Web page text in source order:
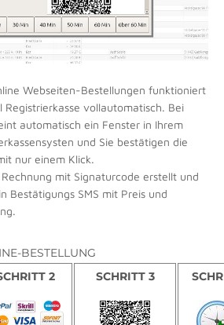
Webseiten-Bestellungen funktioniert
vollautomatisch. Bei
automatisch ein Fenster in Ihrem
und Sie bestätigen die
nur einem Klick.
mit Signaturcode erstellt und
Bestätigungs SMS mit Preis und
BESTELLUNG
2 SCHRITT 3